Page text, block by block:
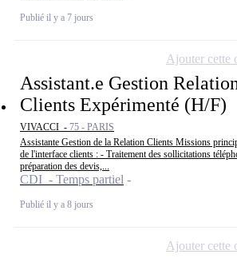
Publié il y a 7 jours
Assistant.e Gestion
Clients Expérimenté (H/F)
VIVACCI - 75 - PARIS
Assistante Gestion de la Relation Clients Missions
de l'interface clients : - Traitement des sollicitations
préparation des devis,...
CDI - Temps partiel
Publié il y a 8 jours
Ajouter cette
Ajouter cette